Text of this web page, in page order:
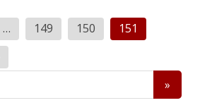
… 149 150
151